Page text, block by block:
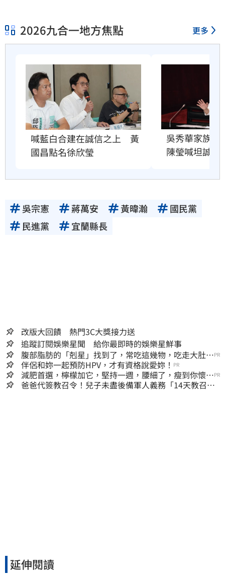
2026九合一地方焦點 更多
喊藍白合建在誠信之上　黃
國昌點名徐欣瑩
吳秀華家族開
陳瑩喊坦誠面
吳宗憲 蔣萬安 黃暐瀚
國民黨
民進黨
宜蘭縣長
改版大回饋 熱門3C大獎接力送
追蹤訂閱娛樂星聞 給你最即時的娛樂星鮮事
腹部脂肪的「剋星」找到了，常吃這幾物，吃走大肚
囊，瘦出小蠻腰
PR
伴侶和妳一起預防HPV，才有資格說愛妳！ PR
減肥首選，檸檬加它，堅持一週，腰細了，瘦到你懷疑
人生
PR
爸爸代簽教召令！兒子未盡後備軍人義務「14天教召不
延伸閱讀